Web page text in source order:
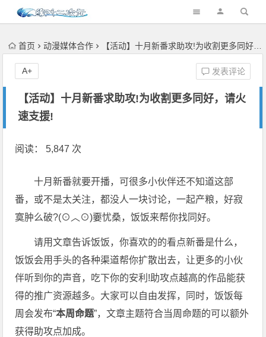
首页 动漫媒体合作 【活动】十月新番求助攻!为收割更多同好，请火速支援!
【活动】十月新番求助攻!为收割更多同好，请火
速支援!
发表评论
A+
阅读： 5,847 次
十月新番就要开播，可很多小伙伴还不知道这部
番，或不是太关注，都没人一块讨论，一起产粮，好寂
寞肿么破?(⊙︿⊙)嫑忧桑，饭饭来帮你找同好。
请用文章告诉饭饭，你喜欢的的看点新番是什么，
饭饭会用手头的各种渠道帮你扩散出去，让更多的小伙
伴听到你的声音，吃下你的安利!助攻点越高的作品能获
得的推广资源越多。大家可以自由发挥，同时，饭饭每
周会发布“本周命题”，文章主题符合当周命题的可以额外
获得助攻点加成。